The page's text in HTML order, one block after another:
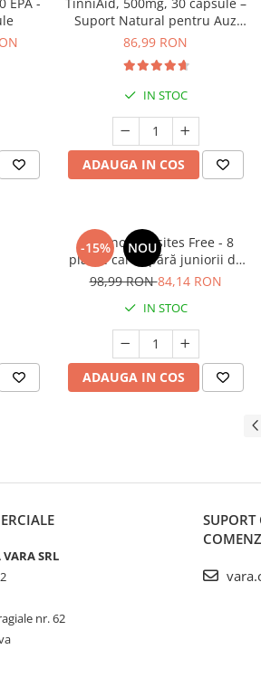
Suport Natural pentru Auz
Clar, Echilibru și Reducerea
86,99 RON
IN STOC
ADAUGA IN COS
-15% NOU
Aronino Parasites Free - 8
plante care apără juniorii de
paraziți intestinali și burtici
98,99 RON84,14 RON
IN STOC
ADAUGA IN COS
SRL
nr. 62
SUPORT